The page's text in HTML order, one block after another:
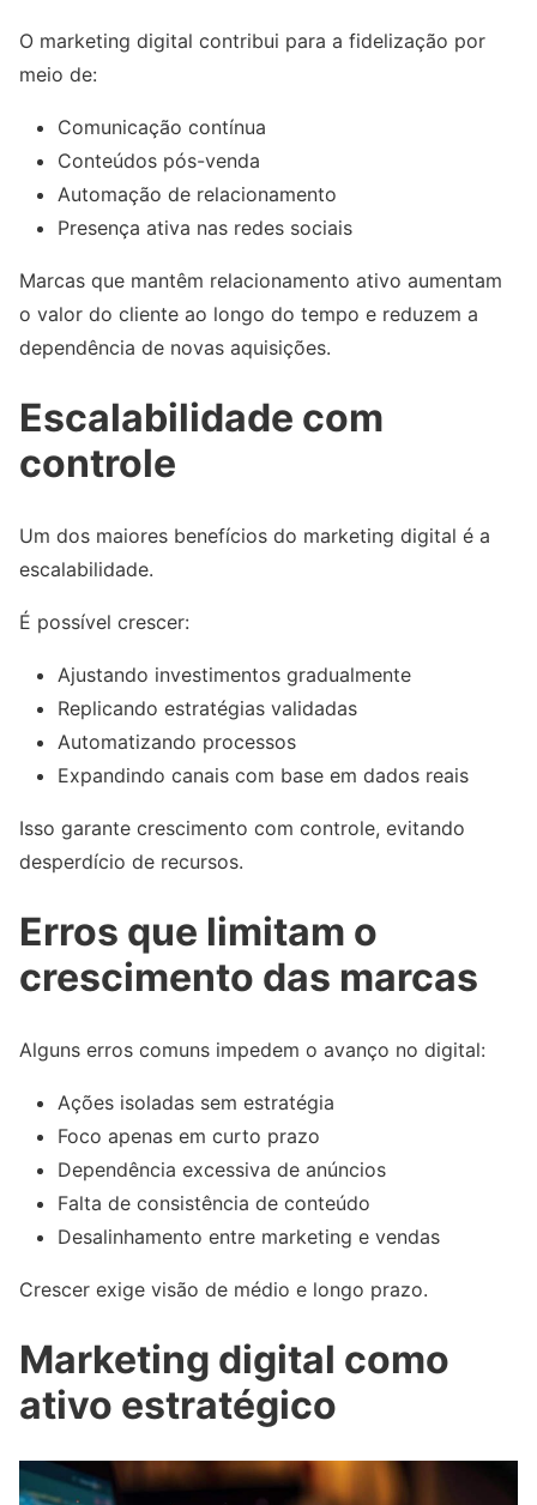
O marketing digital contribui para a fidelização por
meio de:
Comunicação contínua
Conteúdos pós-venda
Automação de relacionamento
Presença ativa nas redes sociais
Marcas que mantêm relacionamento ativo aumentam
o valor do cliente ao longo do tempo e reduzem a
dependência de novas aquisições.
Escalabilidade com
controle
Um dos maiores benefícios do marketing digital é a
escalabilidade.
É possível crescer:
Ajustando investimentos gradualmente
Replicando estratégias validadas
Automatizando processos
Expandindo canais com base em dados reais
Isso garante crescimento com controle, evitando
desperdício de recursos.
Erros que limitam o
crescimento das marcas
Alguns erros comuns impedem o avanço no digital:
Ações isoladas sem estratégia
Foco apenas em curto prazo
Dependência excessiva de anúncios
Falta de consistência de conteúdo
Desalinhamento entre marketing e vendas
Crescer exige visão de médio e longo prazo.
Marketing digital como
ativo estratégico